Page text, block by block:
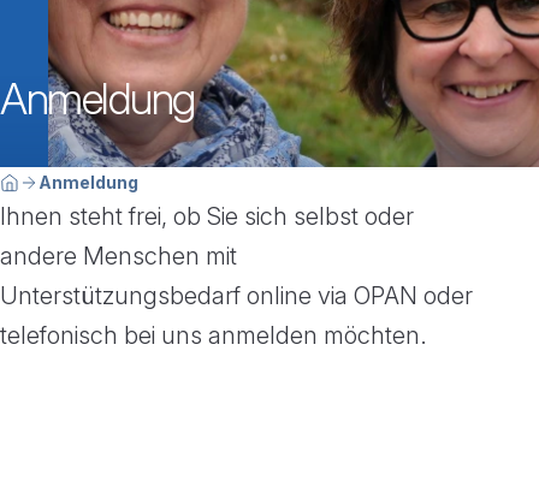
Anmeldung
Breadcrumbnavigation
Sie befinden sich hier:
HomeAnmeldung
Ihnen steht frei, ob Sie sich selbst oder
andere Menschen mit
Unterstützungsbedarf online via OPAN oder
telefonisch bei uns anmelden möchten.